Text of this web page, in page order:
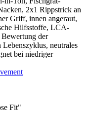
2x1 Rippstrick an
Griff, innen angeraut,
Hilfsstoffe, LCA-
der
neutrales
bei niedriger
Fit"